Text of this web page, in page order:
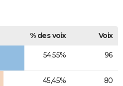
% des voix
Voix
54,55% 96
45,45% 80